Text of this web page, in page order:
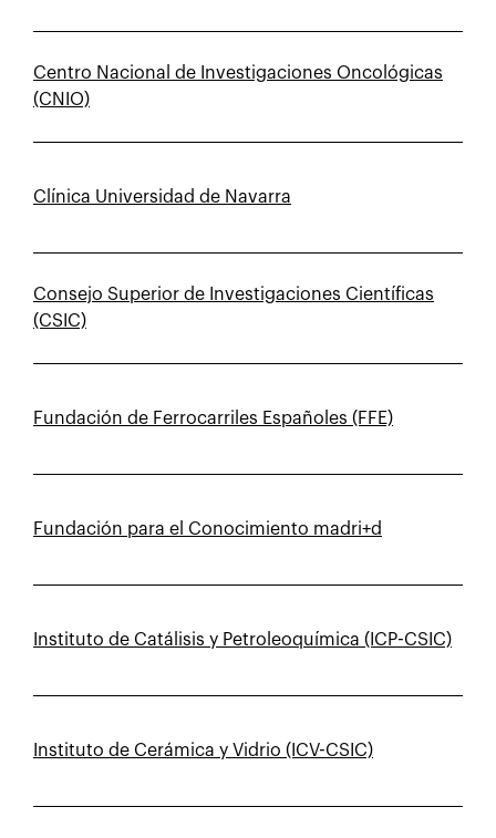
Centro Nacional de Investigaciones Oncológicas
(CNIO)
Clínica Universidad de Navarra
Consejo Superior de Investigaciones Científicas
(CSIC)
Fundación de Ferrocarriles Españoles (FFE)
Fundación para el Conocimiento madri+d
Instituto de Catálisis y Petroleoquímica (ICP-CSIC)
Instituto de Cerámica y Vidrio (ICV-CSIC)